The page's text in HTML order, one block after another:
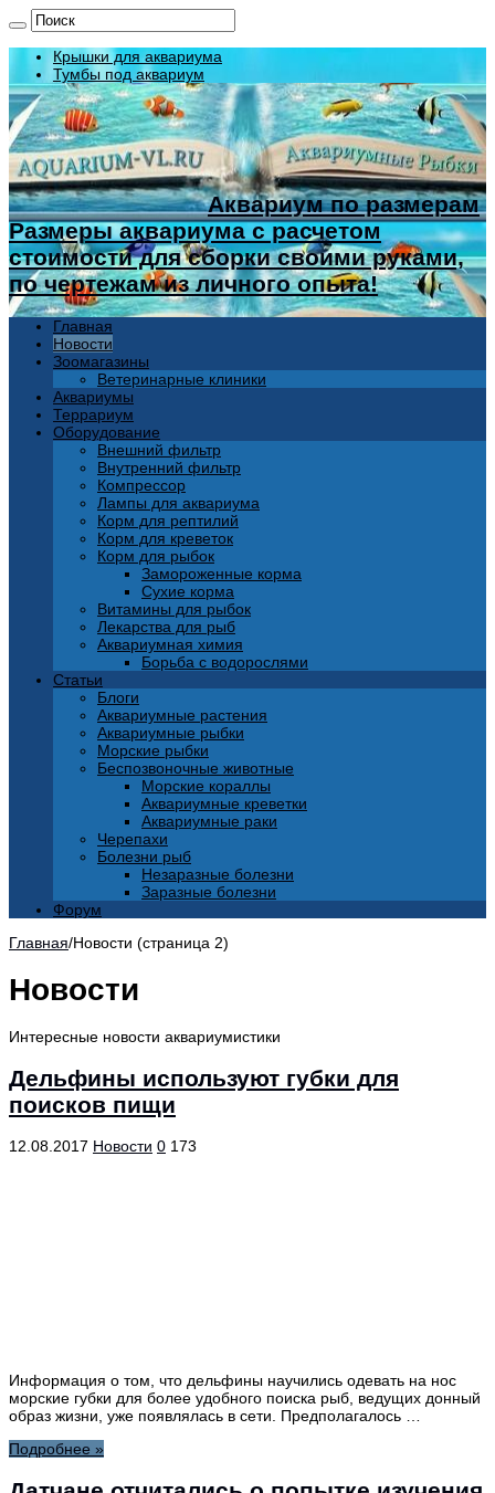
Крышки для аквариума
Тумбы под аквариум
Аквариум по размерам
Размеры аквариума с расчетом
стоимости для сборки своими руками,
по чертежам из личного опыта!
Главная
Новости
Зоомагазины
Ветеринарные клиники
Аквариумы
Террариум
Оборудование
Внешний фильтр
Внутренний фильтр
Компрессор
Лампы для аквариума
Корм для рептилий
Корм для креветок
Корм для рыбок
Замороженные корма
Сухие корма
Витамины для рыбок
Лекарства для рыб
Аквариумная химия
Борьба с водорослями
Статьи
Блоги
Аквариумные растения
Аквариумные рыбки
Морские рыбки
Беспозвоночные животные
Морские кораллы
Аквариумные креветки
Аквариумные раки
Черепахи
Болезни рыб
Незаразные болезни
Заразные болезни
Форум
Главная/Новости (страница 2)
Новости
Интересные новости аквариумистики
Дельфины используют губки для
поисков пищи
12.08.2017 Новости 0 173
Информация о том, что дельфины научились одевать на нос
морские губки для более удобного поиска рыб, ведущих донный
образ жизни, уже появлялась в сети. Предполагалось …
Подробнее »